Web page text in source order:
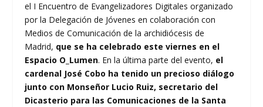
el I Encuentro de Evangelizadores Digitales organizado
por la Delegación de Jóvenes en colaboración con
Medios de Comunicación de la archidiócesis de
Madrid, que se ha celebrado este viernes en el
Espacio O_Lumen. En la última parte del evento, el
cardenal José Cobo ha tenido un precioso diálogo
junto con Monseñor Lucio Ruiz, secretario del
Dicasterio para las Comunicaciones de la Santa